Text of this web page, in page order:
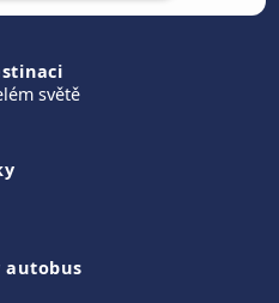
světě
autobus